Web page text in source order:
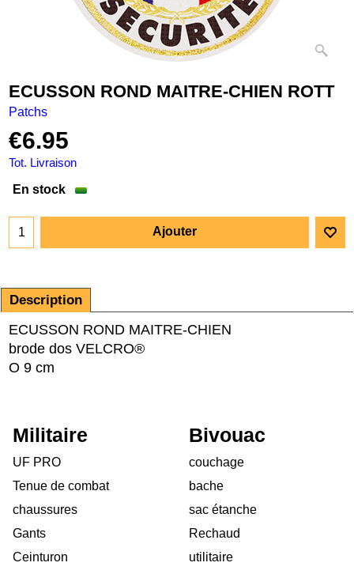
ECUSSON ROND MAITRE-CHIEN ROTT
Patchs
€6.95
Tot. Livraison
En stock
Ajouter
Description
ECUSSON ROND MAITRE-CHIEN
brode dos VELCRO®
O 9 cm
Militaire
UF PRO
Tenue de combat
chaussures
Gants
Ceinturon
Bivouac
couchage
bache
sac étanche
Rechaud
utilitaire